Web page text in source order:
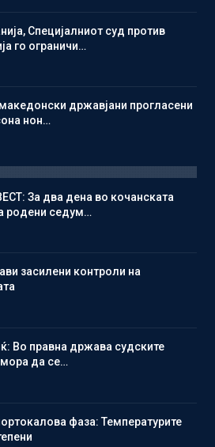
Специјалниот суд против
го ограничи…
државјани прогласени
нон…
За два дена во кочанската
родени седум…
засилени контроли на
Во правна држава судските
да се…
фаза: Температурите